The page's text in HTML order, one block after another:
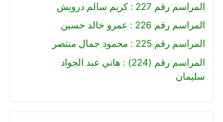
المراسم رقم 227 : كريم سالم درويش
المراسم رقم 226 : عمرو خالد حسين
المراسم رقم 225 : محمود جمال منتصر
المراسم رقم (224) : هاني عبد الجواد
سليمان